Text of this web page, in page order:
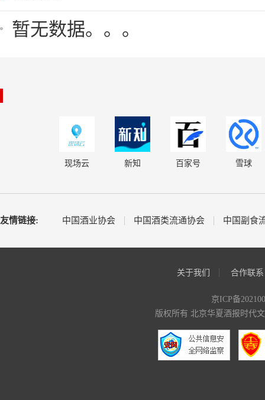
暂无数据。。。
现场云 新知 百家号 雪球
友情链接: 中国酒业协会 中国酒类流通协会 中国副食
关于我们 合作联系
京ICP备
版权所有 北京华夏酒报时代文